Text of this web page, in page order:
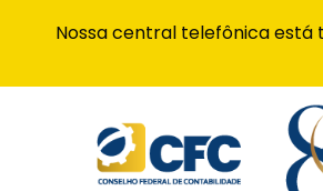
Nossa central telefônica está